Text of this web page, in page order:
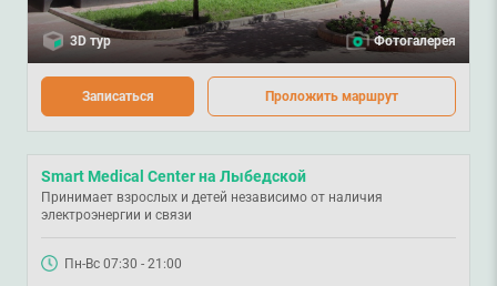
3D тур Фотогалерея
Записаться Проложить маршрут
Smart Medical Center на Лыбедской
Принимает взрослых и детей независимо от наличия
электроэнергии и связи
Пн-Вс 07:30 - 21:00